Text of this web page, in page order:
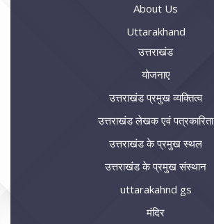
About Us
Uttarakhand
उत्तराखंड
योजनाए
उत्तराखंड प्रमुख व्यक्तित्व
उत्तराखंड लेखक एवं पत्रकारिता
उत्तराखंड के प्रमुख स्थल
उत्तराखंड के प्रमुख संस्थान
uttarakahnd gs
मंदिर